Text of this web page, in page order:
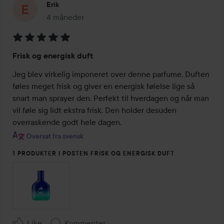
Erik
4 måneder
Posten blev oprettet 4 måneder
5
ud
af
5
Frisk og energisk duft
Jeg blev virkelig imponeret over denne parfume. Duften
føles meget frisk og giver en energisk følelse lige så
snart man sprayer den. Perfekt til hverdagen og når man
vil føle sig lidt ekstra frisk. Den holder desuden
overraskende godt hele dagen.
Oversat fra svensk
1 PRODUKTER I POSTEN FRISK OG ENERGISK DUFT